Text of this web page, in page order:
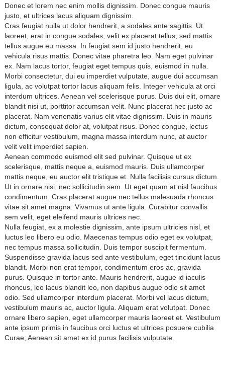
Donec et lorem nec enim mollis dignissim. Donec congue mauris
justo, et ultrices lacus aliquam dignissim.
Cras feugiat nulla ut dolor hendrerit, a sodales ante sagittis. Ut
laoreet, erat in congue sodales, velit ex placerat tellus, sed mattis
tellus augue eu massa. In feugiat sem id justo hendrerit, eu
vehicula risus mattis. Donec vitae pharetra leo. Nam eget pulvinar
ex. Nam lacus tortor, feugiat eget tempus quis, euismod in nulla.
Morbi consectetur, dui eu imperdiet vulputate, augue dui accumsan
ligula, ac volutpat tortor lacus aliquam felis. Integer vehicula at orci
interdum ultrices. Aenean vel scelerisque purus. Duis dui elit, ornare
blandit nisi ut, porttitor accumsan velit. Nunc placerat nec justo ac
placerat. Nam venenatis varius elit vitae dignissim. Duis in mauris
dictum, consequat dolor at, volutpat risus. Donec congue, lectus
non efficitur vestibulum, magna massa interdum nunc, at auctor
velit velit imperdiet sapien.
Aenean commodo euismod elit sed pulvinar. Quisque ut ex
scelerisque, mattis neque a, euismod mauris. Duis ullamcorper
mattis neque, eu auctor elit tristique et. Nulla facilisis cursus dictum.
Ut in ornare nisi, nec sollicitudin sem. Ut eget quam at nisl faucibus
condimentum. Cras placerat augue nec tellus malesuada rhoncus
vitae sit amet magna. Vivamus ut ante ligula. Curabitur convallis
sem velit, eget eleifend mauris ultrices nec.
Nulla feugiat, ex a molestie dignissim, ante ipsum ultricies nisl, et
luctus leo libero eu odio. Maecenas tempus odio eget ex volutpat,
nec tempus massa sollicitudin. Duis tempor suscipit fermentum.
Suspendisse gravida lacus sed ante vestibulum, eget tincidunt lacus
blandit. Morbi non erat tempor, condimentum eros ac, gravida
purus. Quisque in tortor ante. Mauris hendrerit, augue id iaculis
rhoncus, leo lacus blandit leo, non dapibus augue odio sit amet
odio. Sed ullamcorper interdum placerat. Morbi vel lacus dictum,
vestibulum mauris ac, auctor ligula. Aliquam erat volutpat. Donec
ornare libero sapien, eget ullamcorper mauris laoreet et. Vestibulum
ante ipsum primis in faucibus orci luctus et ultrices posuere cubilia
Curae; Aenean sit amet ex id purus facilisis vulputate.